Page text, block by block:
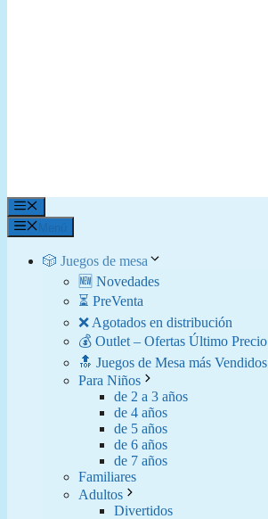
Menú
🎲 Juegos de mesa
🆕 Novedades
⏳ PreVenta
❌ Agotados en distribución
💰 Outlet – Ofertas Último Precio
🔝 Juegos de Mesa más Vendidos
Para Niños
de 2 a 3 años
de 4 años
de 5 años
de 6 años
de 7 años
Familiares
Adultos
Divertidos